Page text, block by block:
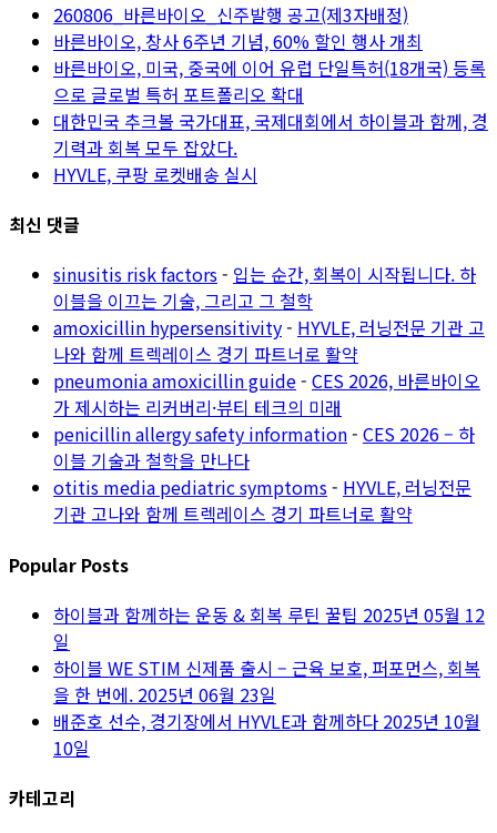
260806_바른바이오_신주발행 공고(제3자배정)
바른바이오, 창사 6주년 기념, 60% 할인 행사 개최
바른바이오, 미국, 중국에 이어 유럽 단일특허(18개국) 등록
으로 글로벌 특허 포트폴리오 확대
대한민국 추크볼 국가대표, 국제대회에서 하이블과 함께, 경
기력과 회복 모두 잡았다.
HYVLE, 쿠팡 로켓배송 실시
최신 댓글
sinusitis risk factors- 입는 순간, 회복이 시작됩니다. 하
이블을 이끄는 기술, 그리고 그 철학
amoxicillin hypersensitivity- HYVLE, 러닝전문 기관 고
나와 함께 트렉레이스 경기 파트너로 활약
pneumonia amoxicillin guide- CES 2026, 바른바이오
가 제시하는 리커버리·뷰티 테크의 미래
penicillin allergy safety information- CES 2026 – 하
이블 기술과 철학을 만나다
otitis media pediatric symptoms- HYVLE, 러닝전문
기관 고나와 함께 트렉레이스 경기 파트너로 활약
Popular Posts
하이블과 함께하는 운동 & 회복 루틴 꿀팁 2025년 05월 12
일
하이블 WE STIM 신제품 출시 – 근육 보호, 퍼포먼스, 회복
을 한 번에. 2025년 06월 23일
배준호 선수, 경기장에서 HYVLE과 함께하다 2025년 10월
10일
카테고리